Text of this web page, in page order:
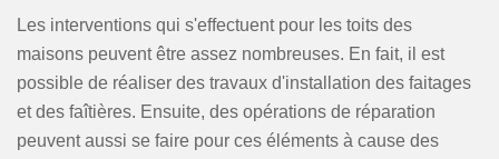
Les interventions qui s'effectuent pour les toits des
maisons peuvent être assez nombreuses. En fait, il est
possible de réaliser des travaux d'installation des faitages
et des faîtières. Ensuite, des opérations de réparation
peuvent aussi se faire pour ces éléments à cause des